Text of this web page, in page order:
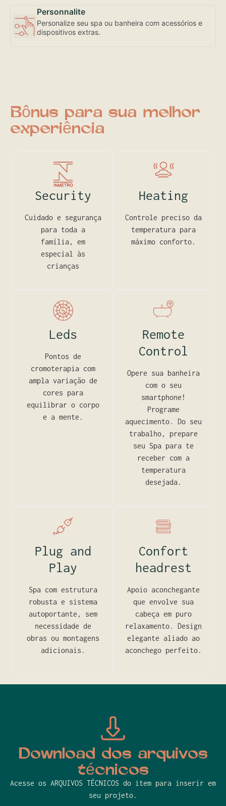
Personnalite
Personalize seu spa ou banheira com acessórios e
dispositivos extras.
Bônus para sua melhor
experiência
Security
Cuidado e segurança
para toda a
família, em
especial às
crianças
Heating
Controle preciso da
temperatura para
máximo conforto.
Leds
Pontos de
cromoterapia com
ampla variação de
cores para
equilibrar o corpo
e a mente.
Remote
Control
Opere sua banheira
com o seu
smartphone!
Programe
aquecimento. Do seu
trabalho, prepare
seu Spa para te
receber com a
temperatura
desejada.
Plug and
Play
Spa com estrutura
robusta e sistema
autoportante, sem
necessidade de
obras ou montagens
adicionais.
Confort
headrest
Apoio aconchegante
que envolve sua
cabeça em puro
relaxamento. Design
elegante aliado ao
aconchego perfeito.
Download dos arquivos
técnicos
Acesse os ARQUIVOS TÉCNICOS do item para inserir em
seu projeto.